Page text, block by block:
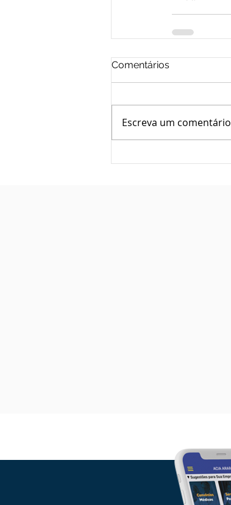
Comentários
Escreva um comentário